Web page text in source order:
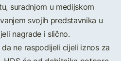
suradnjom u medijskom
svojih predstavnika u
nagrade i slično.
ne raspodijeli cijeli iznos za